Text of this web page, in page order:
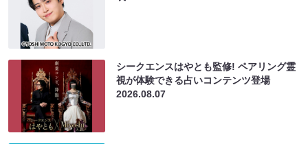
シークエンスはやとも監修! ペアリング霊
視が体験できる占いコンテンツ登場
2026.08.07